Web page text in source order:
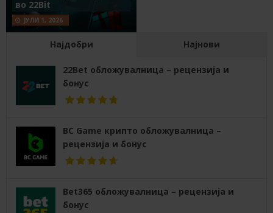
во 22Bit
ЈУЛИ 1, 2026
Најдобри Најнови
22Bet обложувалница – рецензија и
бонус
BC Game крипто обложувалница –
рецензија и бонус
Bet365 обложувалница – рецензија и
бонус